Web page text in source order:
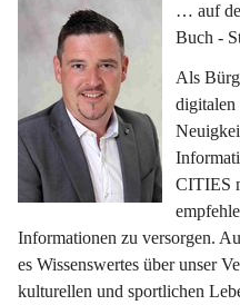
… auf
Buch -
Als
digitalen
CITIES
Informationen zu versorgen.
es Wissenswertes über unser
kulturellen und sportlichen